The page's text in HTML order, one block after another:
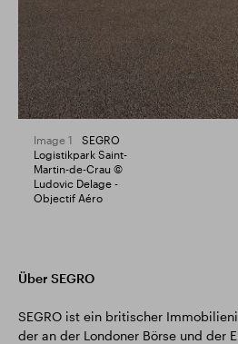
Image 1
SEGRO
Logistikpark Saint-
Martin-de-Crau ©
Ludovic Delage -
Objectif Aéro
Über SEGRO
SEGRO ist ein britischer
der an der Londoner Börse und der